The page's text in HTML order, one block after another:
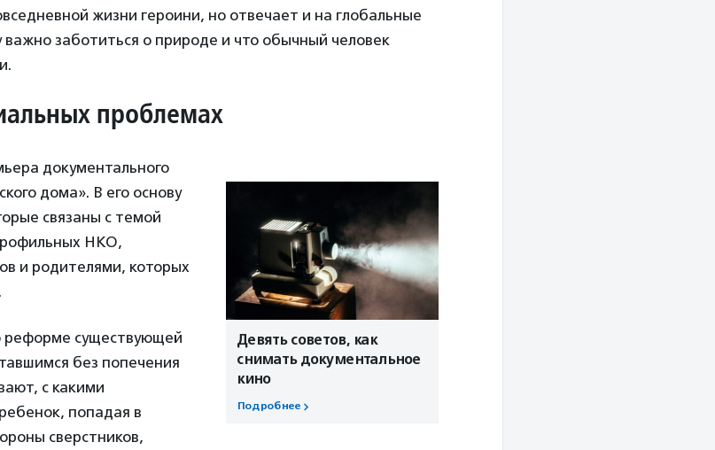
жизни героини, но отвечает и на глобальные
заботиться о природе и что обычный человек
проблемах
Девять советов, как
снимать документальное
кино
Подробнее
документального
дома». В его основу
связаны с темой
НКО,
и родителями, которых
реформе существующей
без попечения
с какими
попадая в
сверстников,